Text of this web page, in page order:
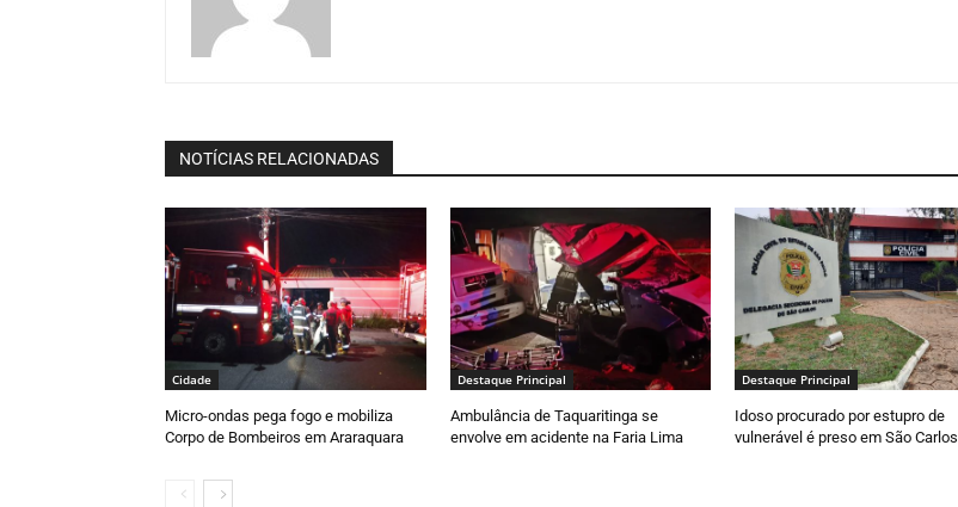
NOTÍCIAS RELACIONADAS
Cidade
Micro-ondas pega fogo e mobiliza
Corpo de Bombeiros em Araraquara
Destaque Principal
Ambulância de Taquaritinga se
envolve em acidente na Faria Lima
Destaque Principal
Idoso procurado por estupro de
vulnerável é preso em São Carlos